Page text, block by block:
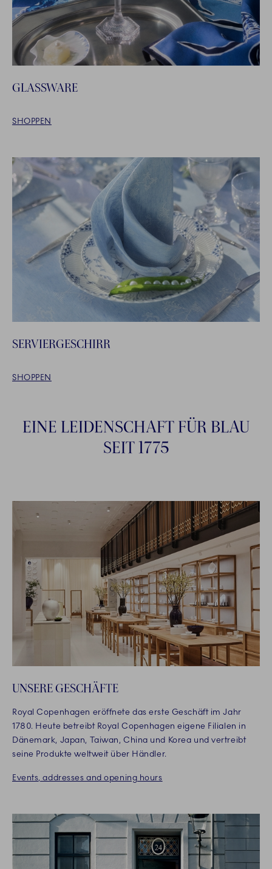
GLASSWARE
SHOPPEN
SERVIERGESCHIRR
SHOPPEN
EINE LEIDENSCHAFT FÜR BLAU
SEIT 1775
UNSERE GESCHÄFTE
Royal Copenhagen eröffnete das erste Geschäft im Jahr
1780. Heute betreibt Royal Copenhagen eigene Filialen in
Dänemark, Japan, Taiwan, China und Korea und vertreibt
seine Produkte weltweit über Händler.
Events, addresses and opening hours